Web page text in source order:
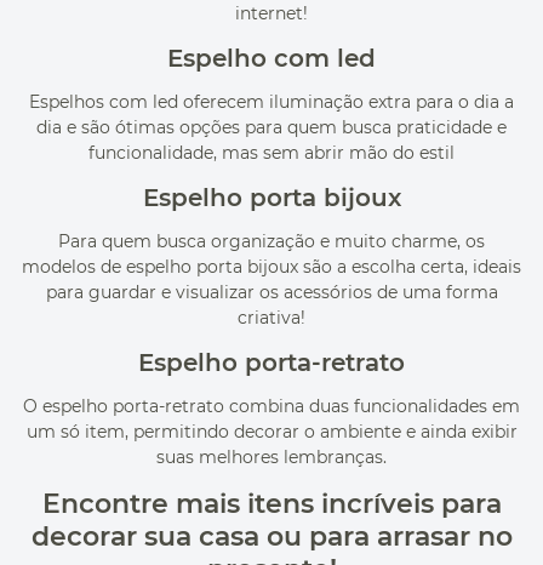
internet!
Espelho com led
Espelhos com led oferecem iluminação extra para o dia a
dia e são ótimas opções para quem busca praticidade e
funcionalidade, mas sem abrir mão do estil
Espelho porta bijoux
Para quem busca organização e muito charme, os
modelos de espelho porta bijoux são a escolha certa, ideais
para guardar e visualizar os acessórios de uma forma
criativa!
Espelho porta-retrato
O espelho porta-retrato combina duas funcionalidades em
um só item, permitindo decorar o ambiente e ainda exibir
suas melhores lembranças.
Encontre mais itens incríveis para
decorar sua casa ou para arrasar no